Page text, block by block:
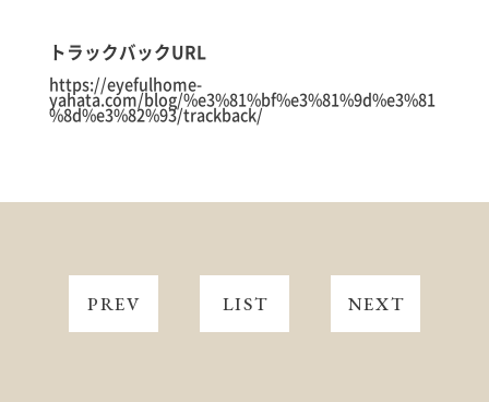
トラックバックURL
https://eyefulhome-
yahata.com/blog/%e3%81%bf%e3%81%9d%e3%81
%8d%e3%82%93/trackback/
PREV LIST NEXT